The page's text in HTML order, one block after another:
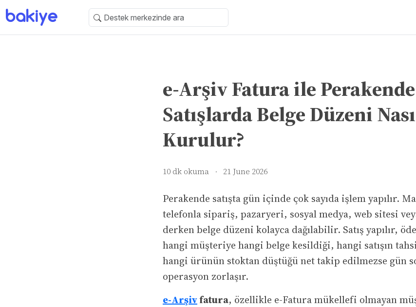
e-Arşiv Fatura ile Perakende
Satışlarda Belge Düzeni
Kurulur?
10 dk okuma · 21 June 2026
Perakende satışta gün içinde çok sayıda işlem yapılır.
telefonla sipariş, pazaryeri, sosyal medya, web sitesi
derken belge düzeni kolayca dağılabilir. Satış yapılır,
hangi müşteriye hangi belge kesildiği, hangi satışın
hangi ürünün stoktan düştüğü net takip edilmezse gün
operasyon zorlaşır.
e-Arşivfatura, özellikle e-Fatura mükellefi olmayan